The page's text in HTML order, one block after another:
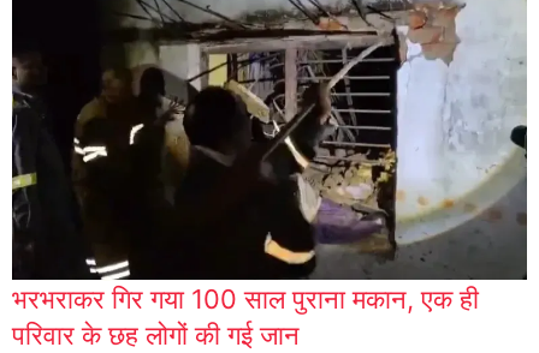
भरभराकर गिर गया 100 साल पुराना मकान, एक ही
परिवार के छह लोगों की गई जान